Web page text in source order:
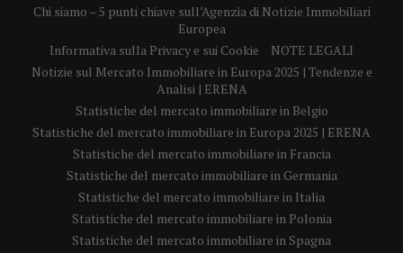
Chi siamo – 5 punti chiave sull’Agenzia di Notizie Immobiliari
Europea
Informativa sulla Privacy e sui Cookie
NOTE LEGALI
Notizie sul Mercato Immobiliare in Europa 2025 | Tendenze e
Analisi | ERENA
Statistiche del mercato immobiliare in Belgio
Statistiche del mercato immobiliare in Europa 2025 | ERENA
Statistiche del mercato immobiliare in Francia
Statistiche del mercato immobiliare in Germania
Statistiche del mercato immobiliare in Italia
Statistiche del mercato immobiliare in Polonia
Statistiche del mercato immobiliare in Spagna